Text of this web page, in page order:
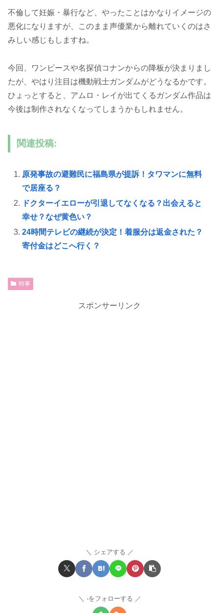
不倫して妊娠・暴行など、やったことはかなりイメージの
悪化になりますが、このまま声優業から離れていくのはさ
みしい感じもしますね。
今回、ワンピースや名探偵コナンからの降板が決まりまし
たが、やはり注目は機動戦士ガンダムがどうなるかです。
ひょっとすると、アムロ・レイが出てくるガンダム作品は
今後は制作されなくなってしまうかもしれません。
関連投稿:
原発事故の避難民に福島県が提訴！タワマンに無料
で居座る？
ドクターイエローが引退してなくなる？出会えると
幸せ？なぜ黄色い？
24時間テレビの継続が決定！着服分は返金された？
寄付金はどこへ行く？
時事
スポンサーリンク
シェアする
-をフォローする